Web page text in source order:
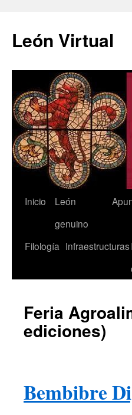
León Virtual
Saltar
contenido
Inicio
León
genuino
Filología Infraestructuras
Feria
ediciones)
Bembibre